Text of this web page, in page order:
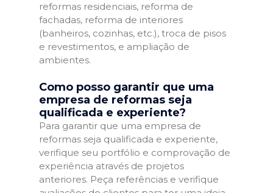
reformas residenciais, reforma de
fachadas, reforma de interiores
(banheiros, cozinhas, etc.), troca de pisos
e revestimentos, e ampliação de
ambientes.
Como posso garantir que uma
empresa de reformas seja
qualificada e experiente?
Para garantir que uma empresa de
reformas seja qualificada e experiente,
verifique seu portfólio e comprovação de
experiência através de projetos
anteriores. Peça referências e verifique